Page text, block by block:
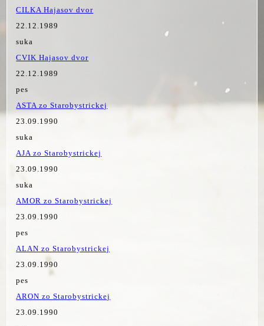
CILKA Hajasov dvor
22.12.1989
suka
CVIK Hajasov dvor
22.12.1989
pes
ASTA zo Starobystrickej
23.09.1990
suka
AJA zo Starobystrickej
23.09.1990
suka
AMOR zo Starobystrickej
23.09.1990
pes
ALAN zo Starobystrickej
23.09.1990
pes
ARON zo Starobystrickej
23.09.1990